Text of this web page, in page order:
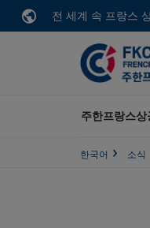
전 세계 속 프랑스
주한프랑스
한국어 소식